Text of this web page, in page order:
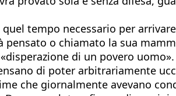
tempo necessario per
o chiamato la sua
di un povero
di poter arbitrariamente
che giornalmente avevano